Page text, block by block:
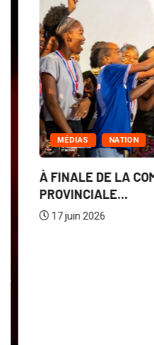
MÉDIAS NATION
À FINALE DE LA
PROVINCIALE...
17 juin 2026